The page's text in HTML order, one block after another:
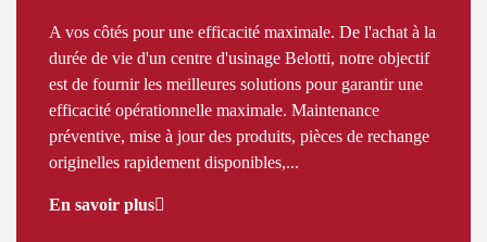
A vos côtés pour une efficacité maximale. De l'achat à la
durée de vie d'un centre d'usinage Belotti, notre objectif
est de fournir les meilleures solutions pour garantir une
efficacité opérationnelle maximale. Maintenance
préventive, mise à jour des produits, pièces de rechange
originelles rapidement disponibles,...
En savoir plus